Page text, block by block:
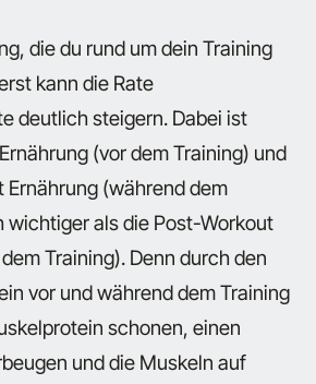
die du rund um dein Training
kann die Rate
deutlich steigern. Dabei ist
(vor dem Training) und
Ernährung (während dem
wichtiger als die Post-Workout
Training). Denn durch den
vor und während dem Training
schonen, einen
und die Muskeln auf